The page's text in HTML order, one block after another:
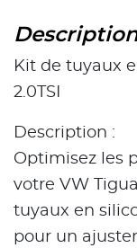
Kit de tuyaux
2.0TSI
Description :
Optimisez les
votre VW
tuyaux en
pour un